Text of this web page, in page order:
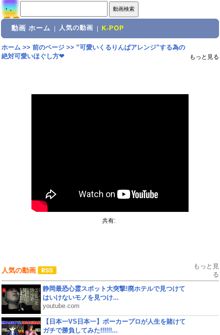
動画 ホーム 人気の動画 K-POP
ホーム>> 前のページ>> ”可愛いくるりんぱアレンジ”する為の
絶対可愛いほぐし方❤︎
もっと見る
共有:
人気の動画
もっと見
る
静岡最恐心霊スポット大突撃!廃ホテルで見つけて
はいけないモノを見つけ...
youtube.com
【日本一VS日本一】ポーカープロが人生を賭けて
ガチで勝負してみた!!!!!!...